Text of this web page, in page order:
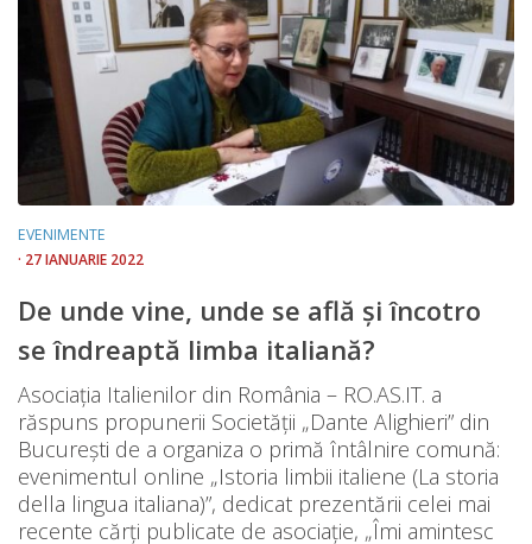
EVENIMENTE
· 27 IANUARIE 2022
De unde vine, unde se află și încotro
se îndreaptă limba italiană?
Asociația Italienilor din România – RO.AS.IT. a
răspuns propunerii Societății „Dante Alighieri” din
București de a organiza o primă întâlnire comună:
evenimentul online „Istoria limbii italiene (La storia
della lingua italiana)”, dedicat prezentării celei mai
recente cărți publicate de asociație, „Îmi amintesc